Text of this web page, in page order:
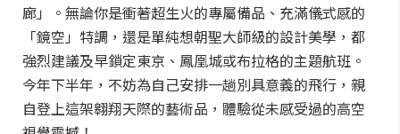
廊」。無論你是衝著超生火的專屬備品、充滿儀式感的
「鏡空」特調，還是單純想朝聖大師級的設計美學，都
強烈建議及早鎖定東京、鳳凰城或布拉格的主題航班。
今年下半年，不妨為自己安排一趟別具意義的飛行，親
自登上這架翱翔天際的藝術品，體驗從未感受過的高空